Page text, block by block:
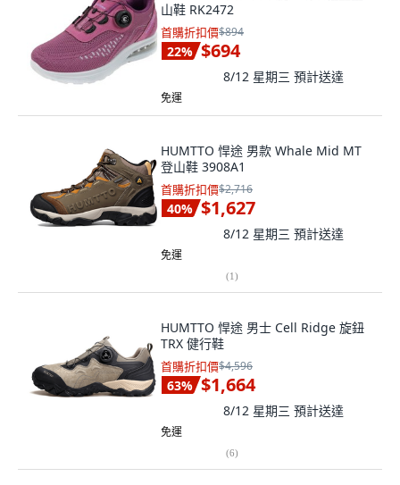
山鞋 RK2472
首購折扣價$894
22% $694
8/12 星期三 預計送達
免運
HUMTTO 悍途 男款 Whale Mid MT
登山鞋 3908A1
首購折扣價$2,716
40% $1,627
8/12 星期三 預計送達
免運
(1)
HUMTTO 悍途 男士 Cell Ridge 旋鈕
TRX 健行鞋
首購折扣價$4,596
63% $1,664
8/12 星期三 預計送達
免運
(6)